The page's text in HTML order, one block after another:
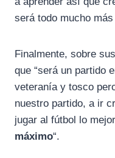
será todo mucho más
Finalmente, sobre sus
que “será un partido
veteranía y tosco
nuestro partido, a ir
jugar al fútbol lo
máximo“.